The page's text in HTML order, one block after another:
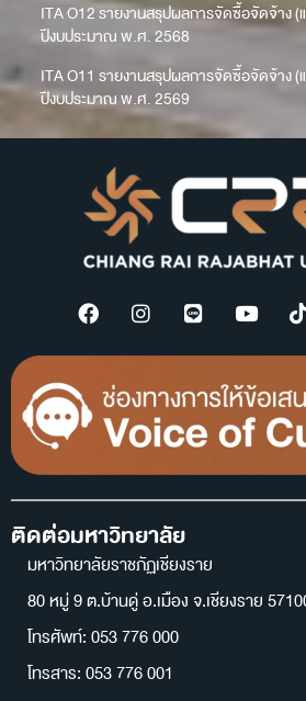
ITA O12 รายงานสรุปผลการจัดซื้อจัดจ้าง (
ปีงบประมาณ พ.ศ. 2568
ITA O11 รายงานสรุปผลการจัดซื้อจัดจ้าง (
ปีงบประมาณ พ.ศ. 2569
ติดต่อมหาวิทยาลัย
มหาวิทยาลัยราชภัฏเชียงราย
80 หมู่ 9 ต.บ้านดู่ อ.เมือง จ.เชียงราย
โทรศัพท์: 053 776 000
โทรสาร: 053 776 001